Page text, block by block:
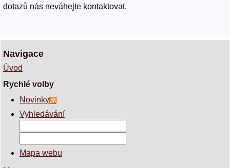
dotazů nás neváhejte kontaktovat.
Navigace
Úvod
Rychlé volby
Novinky
Vyhledávání
Mapa webu